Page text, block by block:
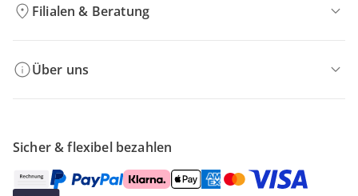
Filialen & Beratung
Über uns
Sicher & flexibel bezahlen